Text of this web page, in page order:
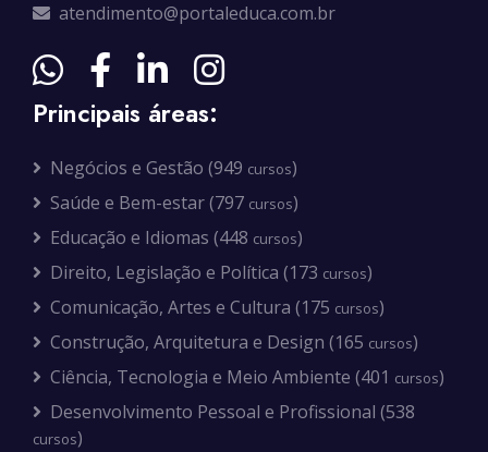
atendimento@portaleduca.com.br
Principais áreas:
Negócios e Gestão (949 cursos)
Saúde e Bem-estar (797 cursos)
Educação e Idiomas (448 cursos)
Direito, Legislação e Política (173 cursos)
Comunicação, Artes e Cultura (175 cursos)
Construção, Arquitetura e Design (165 cursos)
Ciência, Tecnologia e Meio Ambiente (401 cursos)
Desenvolvimento Pessoal e Profissional (538
cursos)